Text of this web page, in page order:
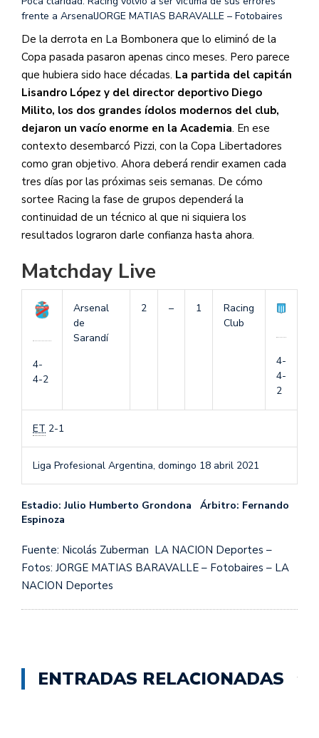
frente a ArsenalJORGE MATIAS BARAVALLE – Fotobaires
De la derrota en La Bombonera que lo eliminó de la
Copa pasada pasaron apenas cinco meses. Pero parece
que hubiera sido hace décadas. La partida del capitán
Lisandro López y del director deportivo Diego
Milito, los dos grandes ídolos modernos del club,
dejaron un vacío enorme en la Academia. En ese
contexto desembarcó Pizzi, con la Copa Libertadores
como gran objetivo. Ahora deberá rendir examen cada
tres días por las próximas seis semanas. De cómo
sortee Racing la fase de grupos dependerá la
continuidad de un técnico al que ni siquiera los
resultados lograron darle confianza hasta ahora.
Matchday Live
4-
4-2
Arsenal
de
Sarandí
2 – 1
Racing
Club
4-
4-
2
ET 2-1
Liga Profesional Argentina, domingo 18 abril 2021
Estadio: Julio Humberto Grondona Árbitro: Fernando
Espinoza
Fuente: Nicolás Zuberman LA NACION Deportes –
Fotos: JORGE MATIAS BARAVALLE – Fotobaires – LA
NACION Deportes
ENTRADAS RELACIONADAS